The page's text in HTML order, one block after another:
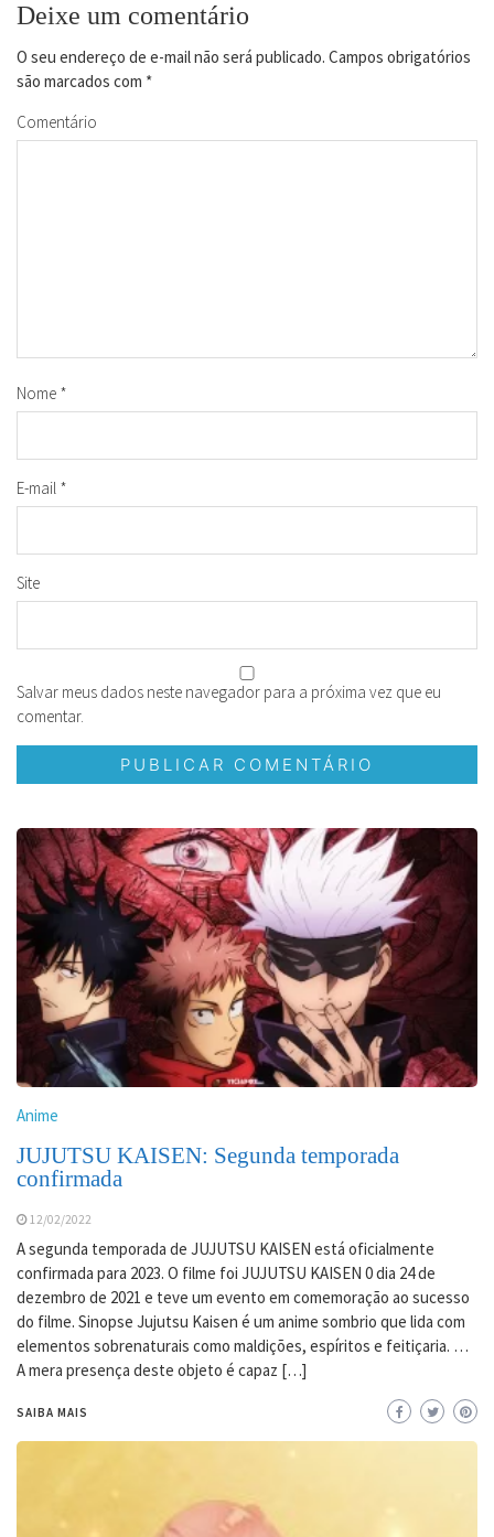
Deixe um comentário
O seu endereço de e-mail não será publicado. Campos obrigatórios
são marcados com *
Comentário
Nome *
E-mail *
Site
Salvar meus dados neste navegador para a próxima vez que eu
comentar.
Anime
JUJUTSU KAISEN: Segunda temporada
confirmada
12/02/2022
A segunda temporada de JUJUTSU KAISEN está oficialmente
confirmada para 2023. O filme foi JUJUTSU KAISEN 0 dia 24 de
dezembro de 2021 e teve um evento em comemoração ao sucesso
do filme. Sinopse Jujutsu Kaisen é um anime sombrio que lida com
elementos sobrenaturais como maldições, espíritos e feitiçaria. …
A mera presença deste objeto é capaz […]
SAIBA MAIS